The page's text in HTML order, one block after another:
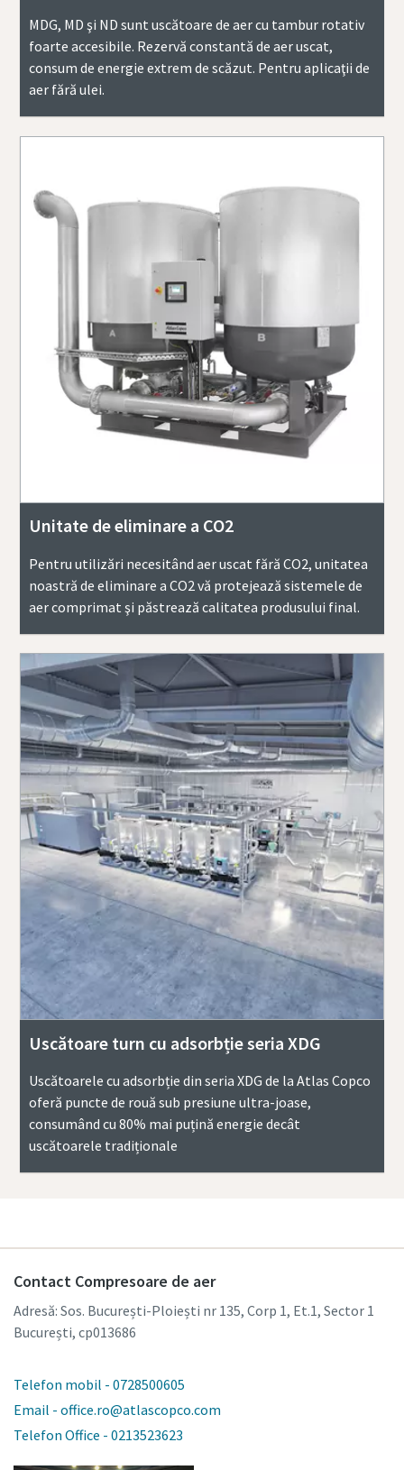
MDG, MD şi ND sunt uscătoare de aer cu tambur rotativ
foarte accesibile. Rezervă constantă de aer uscat,
consum de energie extrem de scăzut. Pentru aplicaţii de
aer fără ulei.
Unitate de eliminare a CO2
Pentru utilizări necesitând aer uscat fără CO2, unitatea
noastră de eliminare a CO2 vă protejează sistemele de
aer comprimat şi păstrează calitatea produsului final.
Uscătoare turn cu adsorbție seria XDG
Uscătoarele cu adsorbție din seria XDG de la Atlas Copco
oferă puncte de rouă sub presiune ultra-joase,
consumând cu 80% mai puțină energie decât
uscătoarele tradiționale
Contact Compresoare de aer
Adresă: Sos. București-Ploiești nr 135, Corp 1, Et.1, Sector 1
București, cp013686
Telefon mobil - 0728500605
Email - office.ro@atlascopco.com
Telefon Office - 0213523623